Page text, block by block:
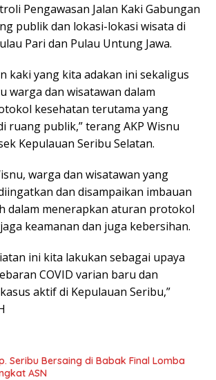
Pengawasan Jalan Kaki Gabungan
publik dan lokasi-lokasi wisata di
Pari dan Pulau Untung Jawa.
kaki yang kita adakan ini sekaligus
warga dan wisatawan dalam
kesehatan terutama yang
ruang publik,” terang AKP Wisnu
Kepulauan Seribu Selatan.
warga dan wisatawan yang
dan disampaikan imbauan
dalam menerapkan aturan protokol
keamanan dan juga kebersihan.
ini kita lakukan sebagai upaya
COVID varian baru dan
aktif di Kepulauan Seribu,”
Seribu Bersaing di Babak Final Lomba
ASN